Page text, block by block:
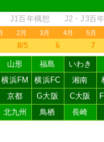
J1百年構想 J2・J3百
2月 3月 4月 5月
8/5 6 7
山形 福島
いわき
横浜FM 横浜FC 湘南
京都 G大阪 C大阪
北九州 鳥栖 長崎